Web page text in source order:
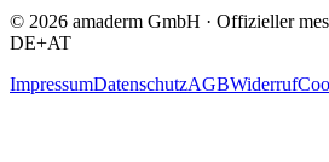
© 2026 amaderm GmbH · Offizieller
DE+AT
ImpressumDatenschutzAGBWiderruf